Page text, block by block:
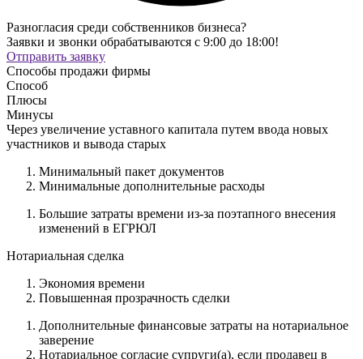
Разногласия среди собственников бизнеса?
Заявки и звонки обрабатываются с 9:00 до 18:00!
Отправить заявку
Способы продажи фирмы
Способ
Плюсы
Минусы
Через увеличение уставного капитала путем ввода новых
участников и вывода старых
Минимальный пакет документов
Минимальные дополнительные расходы
Большие затраты времени из-за поэтапного внесения
изменений в ЕГРЮЛ
Нотариальная сделка
Экономия времени
Повышенная прозрачность сделки
Дополнительные финансовые затраты на нотариальное
заверение
Нотариальное согласие супруги(а), если продавец в